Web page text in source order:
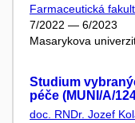
Farmaceutická
7/2022 — 6/2023
Masarykova
Studium
péče (MUNI/A/
doc. RNDr. Jozef